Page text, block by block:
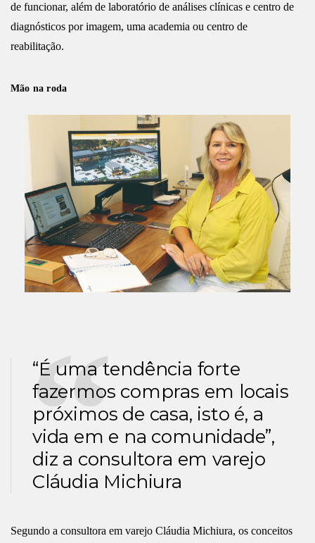
de funcionar, além de laboratório de análises clínicas e centro de
diagnósticos por imagem, uma academia ou centro de
reabilitação.
Mão na roda
“É uma tendência forte
fazermos compras em locais
próximos de casa, isto é, a
vida em e na comunidade”,
diz a consultora em varejo
Cláudia Michiura
Segundo a consultora em varejo Cláudia Michiura, os conceitos